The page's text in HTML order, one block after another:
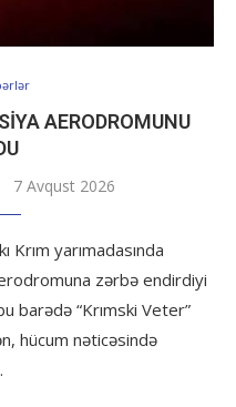
AERODROMUNU
7 Avqust 2026
Krım yarımadasında
zərbə endirdiyi
barədə “Krımski Veter”
hücum nəticəsində